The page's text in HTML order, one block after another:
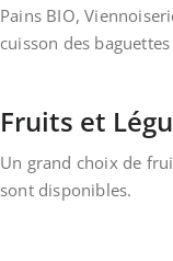
Pains BIO,
cuisson des
Fruits et
Un grand choix de
sont disponibles.